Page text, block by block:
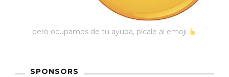
pero ocupamos de tu ayuda, pícale al emoji
SPONSORS